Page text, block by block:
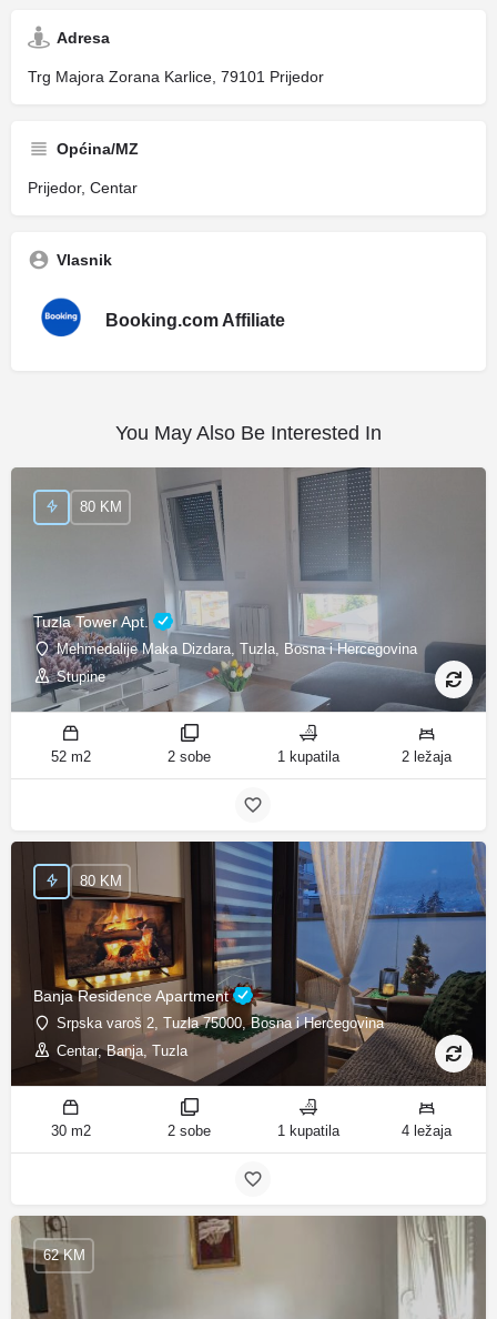
Adresa
Trg Majora Zorana Karlice, 79101 Prijedor
Općina/MZ
Prijedor, Centar
Vlasnik
Booking.com Affiliate
You May Also Be Interested In
Tuzla Tower Apt.
Mehmedalije Maka Dizdara, Tuzla, Bosna i Hercegovina
Stupine
80 KM
52 m2 2 sobe 1 kupatila 2 ležaja
Banja Residence Apartment
Srpska varoš 2, Tuzla 75000, Bosna i Hercegovina
Centar, Banja, Tuzla
80 KM
30 m2 2 sobe 1 kupatila 4 ležaja
62 KM